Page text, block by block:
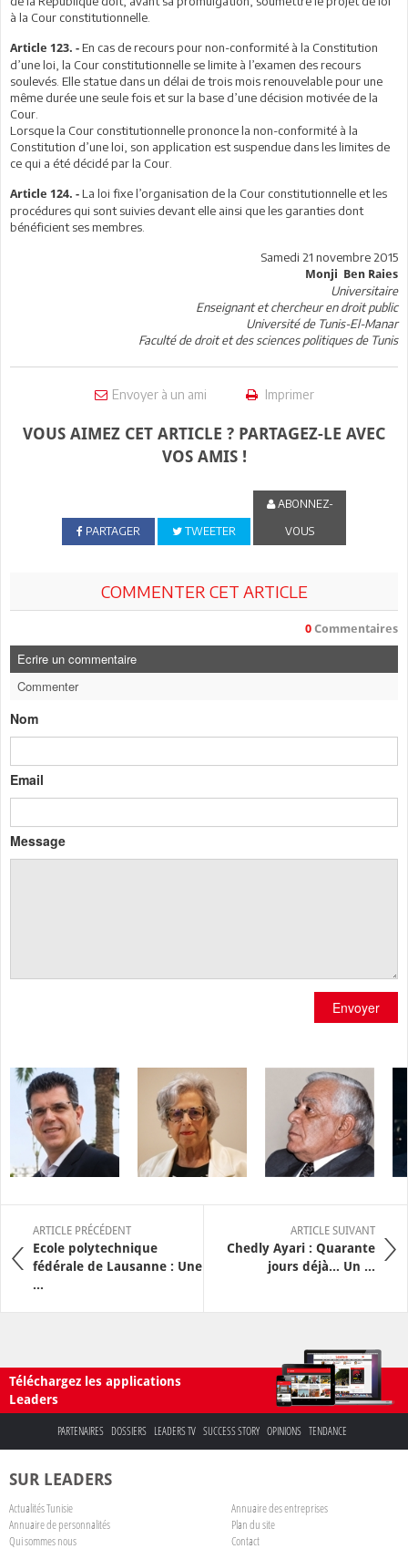
à la Cour constitutionnelle.
Article 123. - En cas de recours pour non-conformité à la Constitution
d’une loi, la Cour constitutionnelle se limite à l’examen des recours
soulevés. Elle statue dans un délai de trois mois renouvelable pour une
même durée une seule fois et sur la base d’une décision motivée de la
Cour.
Lorsque la Cour constitutionnelle prononce la non-conformité à la
Constitution d’une loi, son application est suspendue dans les limites de
ce qui a été décidé par la Cour.
Article 124. - La loi fixe l’organisation de la Cour constitutionnelle et les
procédures qui sont suivies devant elle ainsi que les garanties dont
bénéficient ses membres.
Samedi 21 novembre 2015
Monji Ben Raies
Universitaire
Enseignant et chercheur en droit public
Université de Tunis-El-Manar
Faculté de droit et des sciences politiques de Tunis
Envoyer à un ami Imprimer
VOUS AIMEZ CET ARTICLE ? PARTAGEZ-LE AVEC
VOS AMIS !
PARTAGER TWEETER
ABONNEZ-
VOUS
COMMENTER CET ARTICLE
0 Commentaires
Ecrire un commentaire
Commenter
Nom
Email
Message
Envoyer
ARTICLE PRÉCÉDENT
Ecole polytechnique
fédérale de Lausanne : Une
...
ARTICLE SUIVANT
Chedly Ayari : Quarante
jours déjà… Un ...
Téléchargez les applications
Leaders
PARTENAIRES DOSSIERS LEADERS TV SUCCESS STORY OPINIONS TENDANCE
SUR LEADERS
Actualités Tunisie
Annuaire des entreprises
Annuaire de personnalités
Plan du site
Qui sommes nous
Contact